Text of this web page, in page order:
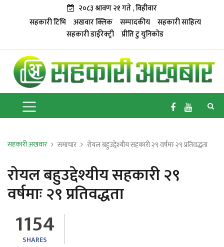
२०८३ श्रावण २१ गते , विहीवार
सहकारी टिभि
अखवार क्लिक सम्पादकीय
सहकारी साहित्य
सहकारी डाईरेक्ट्री प्रीति टु युनिकोड
सहकारी अखवार समाचार रोयल बहुउद्देश्यीय सहकारी २९ वर्षमाः २९ प्रतिवद्धता
रोयल बहुउद्देश्यीय सहकारी २९
वर्षमाः २९ प्रतिवद्धता
1154
SHARES